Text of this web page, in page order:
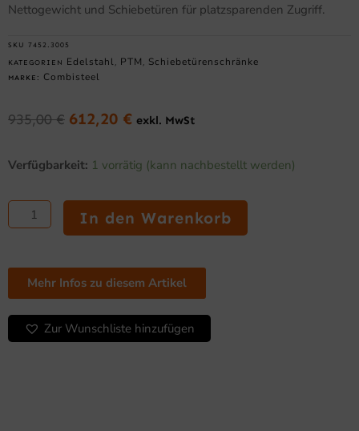
Nettogewicht und Schiebetüren für platzsparenden Zugriff.
SKU 7452.3005
KATEGORIEN Edelstahl PTM Schiebetürenschränke
MARKE: Combisteel
935,00€ Ursprünglicher
war:
612,20 € Aktueller
ist:
612,20 €.
exkl. MwSt
Verfügbarkeit: 1 vorrätig (kann nachbestellt werden)
Arbeitstisch
mit
SchiebetürenIn den Warenkorb
Mehr Infos zu diesem Artikel
Zur Wunschliste hinzufügen